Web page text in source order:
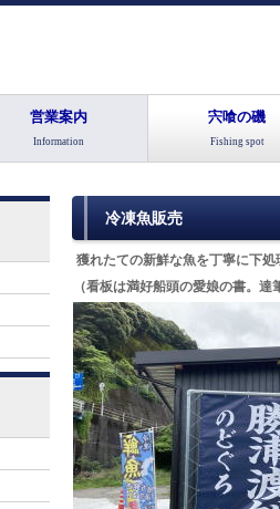
営業案内
Information
宍喰の磯
Fishing spot
冷凍魚販売
獲れたての新鮮な魚を丁寧に下
（看板は満好船頭の愛娘の書。達